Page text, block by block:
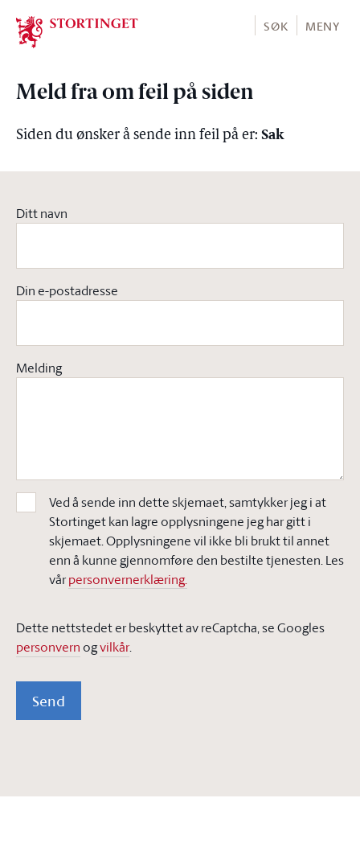
Stortinget.no
SØK MENY
Meld fra om feil på siden
Siden du ønsker å sende inn feil på er: Sak
Ditt navn
Din e-postadresse
Melding
Ved å sende inn dette skjemaet, samtykker jeg i at
Stortinget kan lagre opplysningene jeg har gitt i
skjemaet. Opplysningene vil ikke bli brukt til annet
enn å kunne gjennomføre den bestilte tjenesten. Les
vårpersonvernerklæring.
Dette nettstedet er beskyttet av reCaptcha, se Googles
personvern ogvilkår.
Send